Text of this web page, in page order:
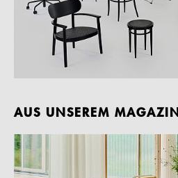
AUS UNSEREM MAGAZIN